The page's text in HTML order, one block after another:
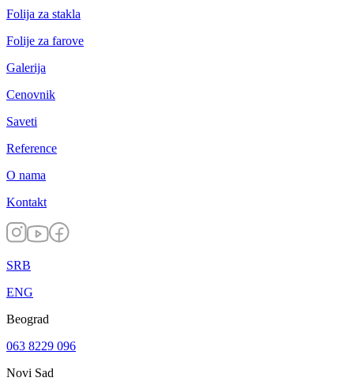
Folija za stakla
Folije za farove
Galerija
Cenovnik
Saveti
Reference
O nama
Kontakt
SRB
ENG
Beograd
063 8229 096
Novi Sad